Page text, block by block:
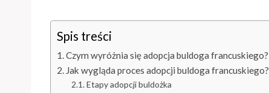
Spis treści
Czym wyróżnia się adopcja buldoga francuskiego?
Jak wygląda proces adopcji buldoga francuskiego?
Etapy adopcji buldożka